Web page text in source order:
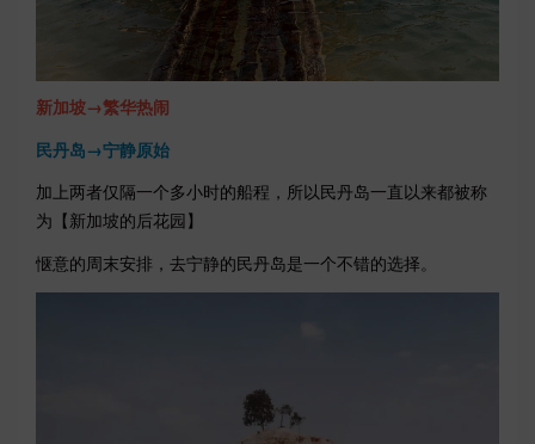
新加坡→繁华热闹
民丹岛→宁静原始
加上两者仅隔一个多小时的船程，所以民丹岛一直以来都被称
为【新加坡的后花园】
惬意的周末安排，去宁静的民丹岛是一个不错的选择。